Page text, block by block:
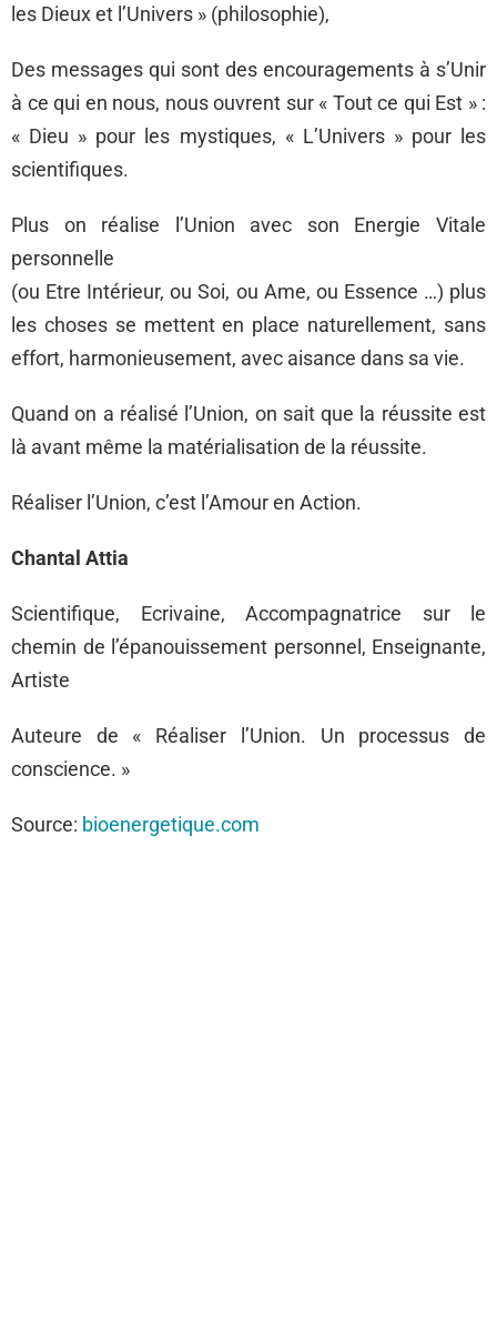
les Dieux et l’Univers » (philosophie),
Des messages qui sont des encouragements à s’Unir
à ce qui en nous, nous ouvrent sur « Tout ce qui Est » :
« Dieu » pour les mystiques, « L’Univers » pour les
scientifiques.
Plus on réalise l’Union avec son Energie Vitale
personnelle
(ou Etre Intérieur, ou Soi, ou Ame, ou Essence …) plus
les choses se mettent en place naturellement, sans
effort, harmonieusement, avec aisance dans sa vie.
Quand on a réalisé l’Union, on sait que la réussite est
là avant même la matérialisation de la réussite.
Réaliser l’Union, c’est l’Amour en Action.
Chantal Attia
Scientifique, Ecrivaine, Accompagnatrice sur le
chemin de l’épanouissement personnel, Enseignante,
Artiste
Auteure de « Réaliser l’Union. Un processus de
conscience. »
Source: bioenergetique.com